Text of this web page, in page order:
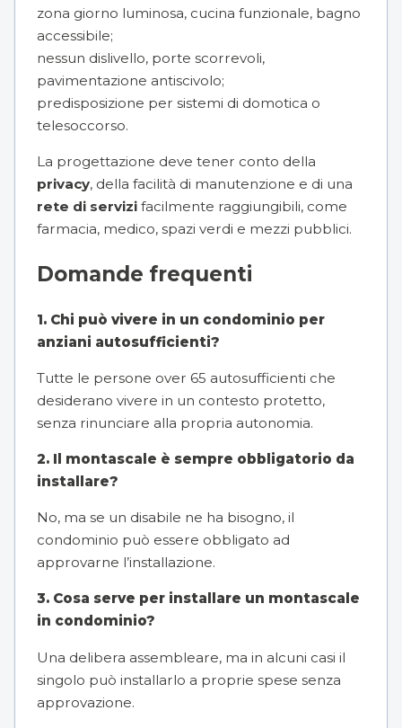
zona giorno luminosa, cucina funzionale, bagno
accessibile;
nessun dislivello, porte scorrevoli,
pavimentazione antiscivolo;
predisposizione per sistemi di domotica o
telesoccorso.
La progettazione deve tener conto della
privacy, della facilità di manutenzione e di una
rete di servizi facilmente raggiungibili, come
farmacia, medico, spazi verdi e mezzi pubblici.
Domande frequenti
1. Chi può vivere in un condominio per
anziani autosufficienti?
Tutte le persone over 65 autosufficienti che
desiderano vivere in un contesto protetto,
senza rinunciare alla propria autonomia.
2. Il montascale è sempre obbligatorio da
installare?
No, ma se un disabile ne ha bisogno, il
condominio può essere obbligato ad
approvarne l’installazione.
3. Cosa serve per installare un montascale
in condominio?
Una delibera assembleare, ma in alcuni casi il
singolo può installarlo a proprie spese senza
approvazione.